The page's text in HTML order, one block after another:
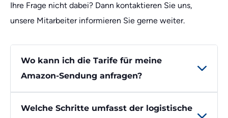
Ihre Frage nicht dabei? Dann kontaktieren Sie uns,
unsere Mitarbeiter informieren Sie gerne weiter.
Wo kann ich die Tarife für meine
Amazon-Sendung anfragen?
Welche Schritte umfasst der logistische